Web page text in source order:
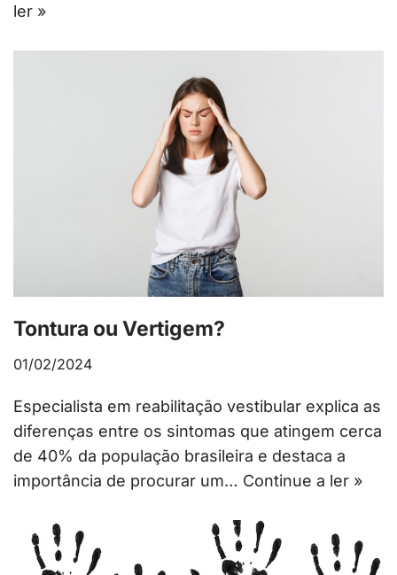
ler »
Tontura ou Vertigem?
01/02/2024
Especialista em reabilitação vestibular explica as
diferenças entre os sintomas que atingem cerca
de 40% da população brasileira e destaca a
importância de procurar um… Continue a ler »